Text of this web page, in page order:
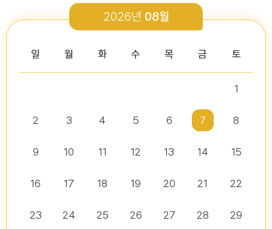
다다익산(2026.1월호) 의회편
2026년도 회기운영 계획(변경)
2026-07-07
다다익산(2026.1월호) 의회편
2025-12-03
익산시의회, 제279회 임시회 개회
2026-07-02
2026-06-26
2026년도 제4회 익산시의회 지방임기제공무원 채용시험 최종합격..
2026-07-10
2026-07-07
2026년 08월
일 월 화 수 목 금 토
1
2 3 4 5 6 7 8
9 10 11 12 13 14 15
16 17 18 19 20 21 22
23 24 25 26 27 28 29